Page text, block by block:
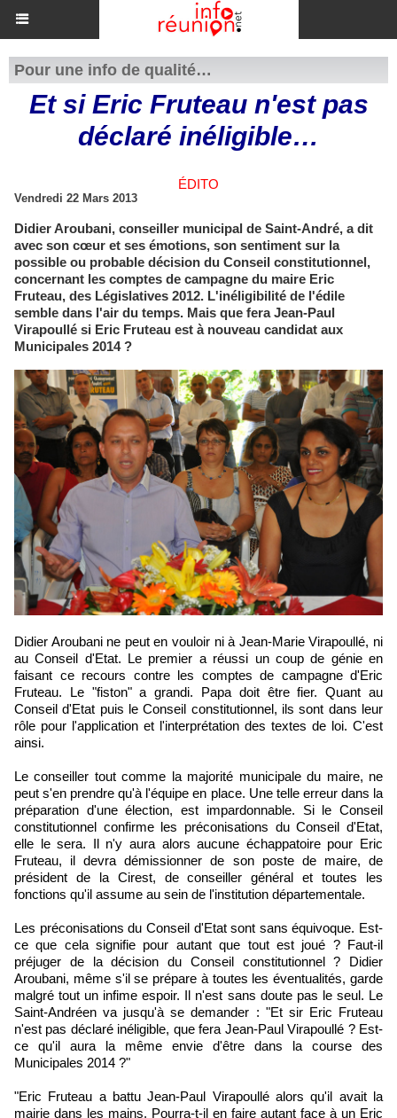
Pour une info de qualité…
Et si Eric Fruteau n'est pas
déclaré inéligible…
ÉDITO
Vendredi 22 Mars 2013
Didier Aroubani, conseiller municipal de Saint-André, a dit
avec son cœur et ses émotions, son sentiment sur la
possible ou probable décision du Conseil constitutionnel,
concernant les comptes de campagne du maire Eric
Fruteau, des Législatives 2012. L'inéligibilité de l'édile
semble dans l'air du temps. Mais que fera Jean-Paul
Virapoullé si Eric Fruteau est à nouveau candidat aux
Municipales 2014 ?
Didier Aroubani ne peut en vouloir ni à Jean-Marie Virapoullé, ni
au Conseil d'Etat. Le premier a réussi un coup de génie en
faisant ce recours contre les comptes de campagne d'Eric
Fruteau. Le "fiston" a grandi. Papa doit être fier. Quant au
Conseil d'Etat puis le Conseil constitutionnel, ils sont dans leur
rôle pour l'application et l'interprétation des textes de loi. C'est
ainsi.
Le conseiller tout comme la majorité municipale du maire, ne
peut s'en prendre qu'à l'équipe en place. Une telle erreur dans la
préparation d'une élection, est impardonnable. Si le Conseil
constitutionnel confirme les préconisations du Conseil d'Etat,
elle le sera. Il n'y aura alors aucune échappatoire pour Eric
Fruteau, il devra démissionner de son poste de maire, de
président de la Cirest, de conseiller général et toutes les
fonctions qu'il assume au sein de l'institution départementale.
Les préconisations du Conseil d'Etat sont sans équivoque. Est-
ce que cela signifie pour autant que tout est joué ? Faut-il
préjuger de la décision du Conseil constitutionnel ? Didier
Aroubani, même s'il se prépare à toutes les éventualités, garde
malgré tout un infime espoir. Il n'est sans doute pas le seul. Le
Saint-Andréen va jusqu'à se demander : "Et sir Eric Fruteau
n'est pas déclaré inéligible, que fera Jean-Paul Virapoullé ? Est-
ce qu'il aura la même envie d'être dans la course des
Municipales 2014 ?"
"Eric Fruteau a battu Jean-Paul Virapoullé alors qu'il avait la
mairie dans les mains. Pourra-t-il en faire autant face à un Eric